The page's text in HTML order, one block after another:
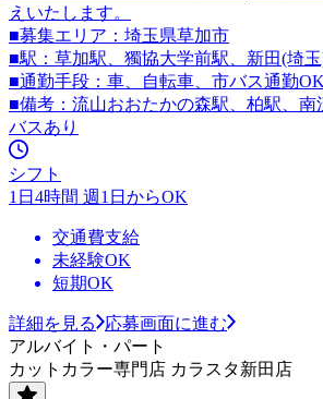
えいたします。
■募集エリア：埼玉県草加市
■駅：草加駅、獨協大学前駅、新田(埼
■通勤手段：車、自転車、市バス通勤OK
■備考：流山おおたかの森駅、柏駅、南
バスあり
シフト
1日4時間 週1日からOK
交通費支給
未経験OK
短期OK
詳細を見る
応募画面に進む
アルバイト・パート
カットカラー専門店 カラスタ新田店